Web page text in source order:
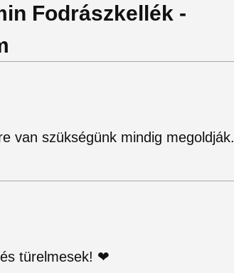
Fodrászkellék -
van szükségünk mindig megoldják.
türelmesek! ❤